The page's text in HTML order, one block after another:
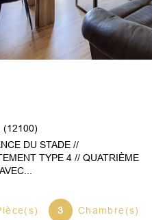
(12100)
DU STADE //
TYPE 4 // QUATRIÈME
3 Chambre(s)